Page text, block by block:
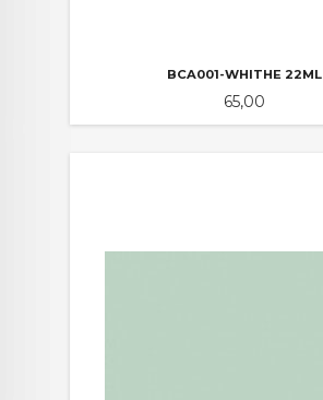
BCA001-WHITHE 22ML
Pris
65,00